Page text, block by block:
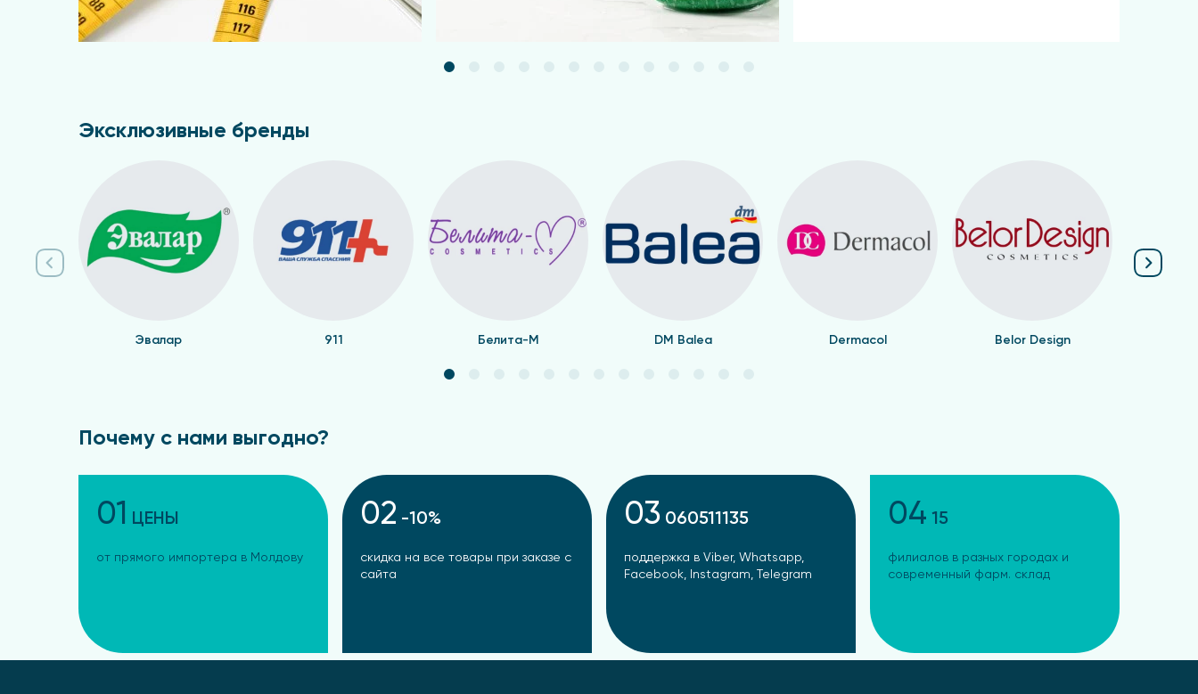
Эксклюзивные бренды
Эвалар 911 Белита-М DM Balea Dermacol Belor Design
Почему с нами выгодно?
01 ЦЕНЫ
от прямого импортера в Молдову
02 -10%
скидка на все товары при заказе с
сайта
03 060511135
поддержка в Viber, Whatsapp,
Facebook, Instagram, Telegram
04 15
филиалов в разных городах и
современный фарм. склад